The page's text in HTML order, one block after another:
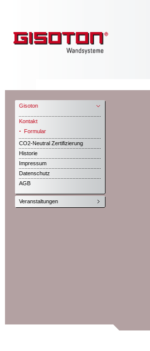
Gisoton
Kontakt
Formular
CO2-Neutral Zertifizierung
Historie
Impressum
Datenschutz
AGB
Veranstaltungen